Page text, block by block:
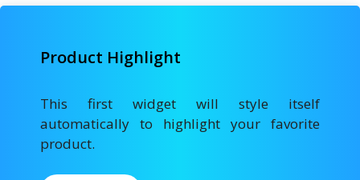
Product Highlight
This first widget will style itself
automatically to highlight your favorite
product.